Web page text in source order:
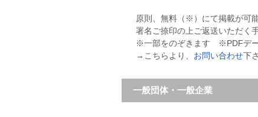
原則、無料（※）にて掲載が可
署名ご捺印の上ご返送いただく
※一部をのぞきます ※PDFデ
→こちらより、 お問い合わせ下
一般団体・一般企業